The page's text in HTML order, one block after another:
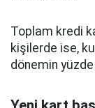
Toplam kredi
kişilerde ise,
dönemin